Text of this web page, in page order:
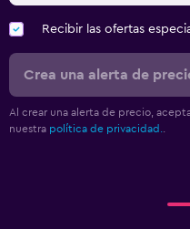
Recibir las ofertas
Crea una alerta de
Al crear una alerta de precio,
nuestra política de privacidad.